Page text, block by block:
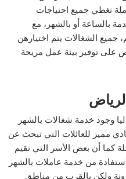
تغطي جميع احتياجات
بالساعة أو بالشهر، مع
الشغالات يتم اختيارهن
على توفير بيئة عمل مريحة
وجود خدمة شغالات بالشهر
مميز للعائلات التي تبحث عن
كما أن بعض الأسر التي تقيم
من خدمة عاملات بالشهر
ولكن بالقرب من مناطق